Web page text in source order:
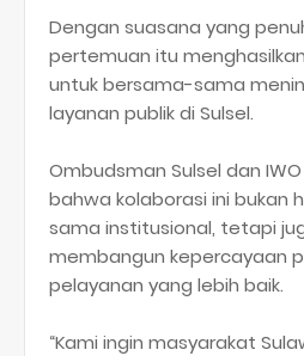
Dengan suasana yang
pertemuan itu
untuk bersama-sama
layanan publik di Sulsel.
Ombudsman Sulsel dan
bahwa kolaborasi ini bukan
sama institusional, tetapi
membangun kepercayaan
pelayanan yang lebih baik.
“Kami ingin masyarakat